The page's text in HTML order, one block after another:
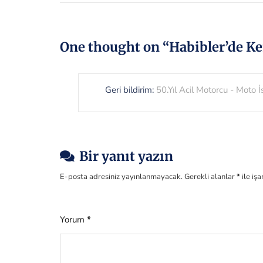
One thought on “Habibler’de
Geri bildirim: 50.Yıl Acil Motorcu - Moto
Bir yanıt yazın
E-posta adresiniz yayınlanmayacak.Gerekli alanlar* ile
Yorum *